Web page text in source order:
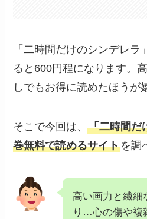
「二時間だけのシンデレ
ると600円程になります。
しでもお得に読めたほうが
そこで今回は、「二時間だ
巻無料で読めるサイトを調
高い画力と繊細
り…心の傷や複